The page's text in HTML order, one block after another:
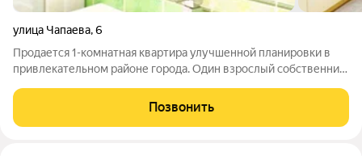
улица Чапаева,6
Продается 1-комнатная квартира улучшенной планировки в
привлекательном районе города. Один взрослый собственник.
остаётся. Встроенная техника новая. Поблизости много
детских площадок и мест для
Позвонить